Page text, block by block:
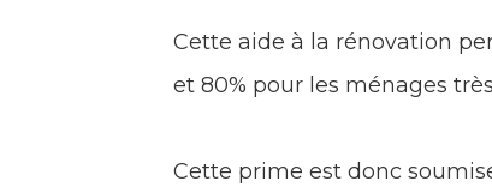
Cette aide à la rénovation
et 80% pour les ménages
Cette prime est donc